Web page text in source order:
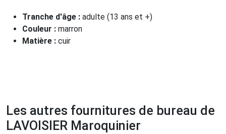
Tranche d'âge : adulte (13 ans et +)
Couleur : marron
Matière : cuir
Les autres fournitures de bureau de
LAVOISIER Maroquinier